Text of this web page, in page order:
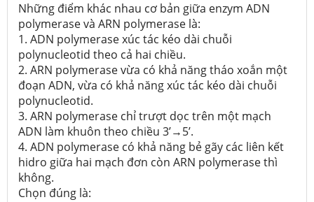
Những điểm khác nhau cơ bản giữa enzym ADN
polymerase và ARN polymerase là:
1. ADN polymerase xúc tác kéo dài chuỗi
polynucleotid theo cả hai chiều.
2. ARN polymerase vừa có khả năng tháo xoắn một
đoạn ADN, vừa có khả năng xúc tác kéo dài chuỗi
polynucleotid.
3. ARN polymerase chỉ trượt dọc trên một mạch
ADN làm khuôn theo chiều 3’→5’.
4. ADN polymerase có khả năng bẻ gãy các liên kết
hidro giữa hai mạch đơn còn ARN polymerase thì
không.
Chọn đúng là: